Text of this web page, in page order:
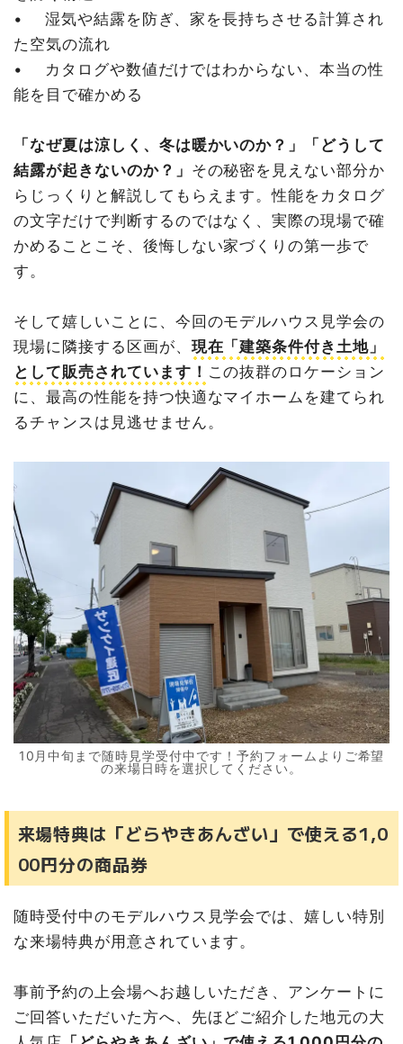
• 湿気や結露を防ぎ、家を長持ちさせる計算され
た空気の流れ
• カタログや数値だけではわからない、本当の性
能を目で確かめる
「なぜ夏は涼しく、冬は暖かいのか？」「どうして
結露が起きないのか？」 その秘密を見えない部分か
らじっくりと解説してもらえます。性能をカタログ
の文字だけで判断するのではなく、実際の現場で確
かめることこそ、後悔しない家づくりの第一歩で
す。
そして嬉しいことに、今回のモデルハウス見学会の
現場に隣接する区画が、 現在「建築条件付き土地」
として販売されています！ この抜群のロケーション
に、最高の性能を持つ快適なマイホームを建てられ
るチャンスは見逃せません。
10月中旬まで随時見学受付中です！予約フォームよりご希望
の来場日時を選択してください。
来場特典は「どらやきあんざい」で使える1,0
00円分の商品券
随時受付中のモデルハウス見学会では、嬉しい特別
な来場特典が用意されています。
事前予約の上会場へお越しいただき、アンケートに
ご回答いただいた方へ、先ほどご紹介した地元の大